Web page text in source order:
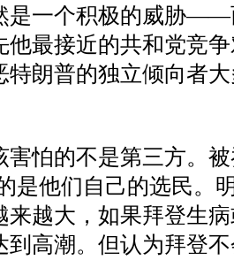
是一个积极的威胁——
他最接近的共和党竞
特朗普的独立倾向者
害怕的不是第三方。
是他们自己的选民。
来越大，如果拜登生
到高潮。但认为拜登